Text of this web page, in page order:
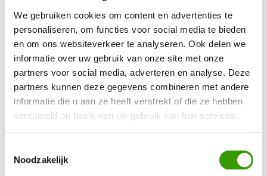
We gebruiken cookies om content en advertenties te
personaliseren, om functies voor social media te bieden
en om ons websiteverkeer te analyseren. Ook delen we
informatie over uw gebruik van onze site met onze
partners voor social media, adverteren en analyse. Deze
partners kunnen deze gegevens combineren met andere
informatie die u aan ze heeft verstrekt of die ze hebben
verzameld op basis van uw gebruik van hun services.
Noodzakelijk
BEN JE GEÏNTERESSEERD GERAAKT IN ONZE
KUNSTPLANTEN?
Neem contact op, dan helpen we je graag direct verder